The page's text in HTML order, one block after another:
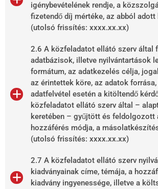
igénybevételének rendje, a
fizetendő díj mértéke, az abból adott
(utolsó frissítés: xxxx.xx.xx)
2.6 A közfeladatot ellátó szerv által
adatbázisok, illetve nyilvántartások
formátum, az adatkezelés célja,
az érintettek köre, az adatok forrása,
adatfelvétel esetén a kitöltendő
közfeladatot ellátó szerv által –
keretében – gyűjtött és feldolgozott
hozzáférés módja, a
(utolsó frissítés: xxxx.xx.xx)
2.7 A közfeladatot ellátó szerv
kiadványainak címe, témája, a
kiadvány ingyenessége, illetve a